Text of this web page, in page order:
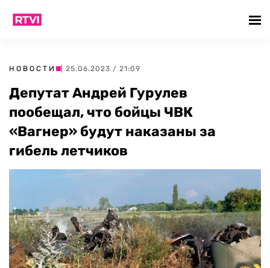
НОВОСТИ | 25.06.2023 / 21:09
Депутат Андрей Гурулев
пообещал, что бойцы ЧВК
«Вагнер» будут наказаны за
гибель летчиков